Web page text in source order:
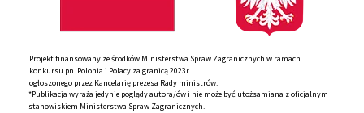
Projekt finansowany ze środków Ministerstwa Spraw Zagranicznych w ramach
konkursu pn. Polonia i Polacy za granicą 2023r.
ogłoszonego przez Kancelarię prezesa Rady ministrów.
*Publikacja wyraża jedynie poglądy autora/ów i nie może być utożsamiana z oficjalnym
stanowiskiem Ministerstwa Spraw Zagranicznych.